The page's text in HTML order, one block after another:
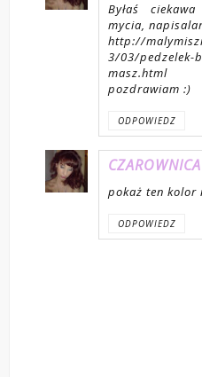
Byłaś
mycia,
http://
3/03/pedzelek-
masz.html
pozdrawiam :)
ODPOWIEDZ
CZAROWNICA
pokaż ten kolor
ODPOWIEDZ